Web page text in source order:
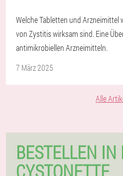
Welche Tabletten und Arzneimittel
von Zystitis wirksam sind. Eine
antimikrobiellen Arzneimitteln.
7 März 2025
Alle
BESTELLEN IN
CYSTONETTE